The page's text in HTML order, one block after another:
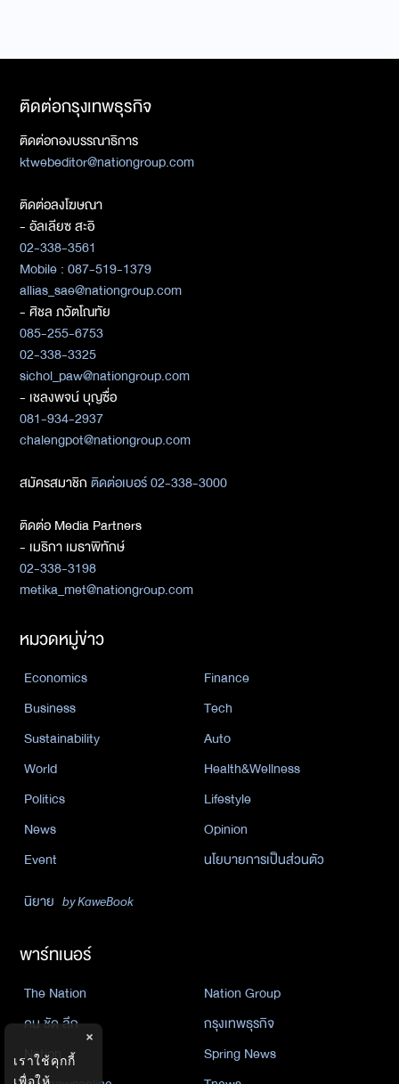
ติดต่อกรุงเทพธุรกิจ
ติดต่อกองบรรณาธิการ
ktwebeditor@nationgroup.com
ติดต่อลงโฆษณา
- อัลเลียซ สะอิ
02-338-3561
Mobile : 087-519-1379
allias_sae@nationgroup.com
- ศิชล ภวัตโณทัย
085-255-6753
02-338-3325
sichol_paw@nationgroup.com
- เชลงพจน์ บุญซื่อ
081-934-2937
chalengpot@nationgroup.com
สมัครสมาชิกติดต่อเบอร์ 02-338-3000
ติดต่อ Media Partners
- เมธิกา เมธาพิทักษ์
02-338-3198
metika_met@nationgroup.com
หมวดหมู่ข่าว
Economics
Finance
Business
Tech
Sustainability
Auto
World
Health&Wellness
Politics
Lifestyle
News
Opinion
Event
นโยบายการเป็นส่วนตัว
นิยาย by KaweBook
พาร์ทเนอร์
The Nation
Nation Group
คม ชัด ลึก
กรุงเทพธุรกิจ
Nation
Spring News
×
เราใช้คุกกี้